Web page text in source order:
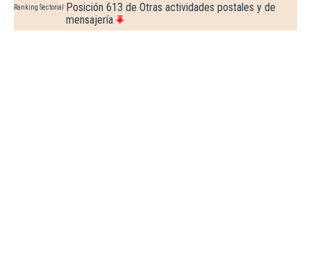
Ranking Sectorial
Posición 613 de Otras actividades postales y de
mensajería